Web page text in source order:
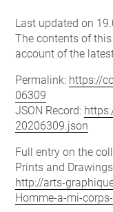
Last updated on
The contents of
account of the
Permalink: https://
06309
JSON Record:
20206309.json
Full entry on the
Prints and
http://arts-
Homme-a-mi-